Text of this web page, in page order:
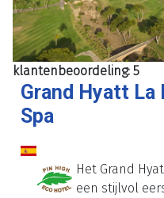
klantenbeoordeling: 5
Grand Hyatt La
Spa
Het Grand
een stijlvol